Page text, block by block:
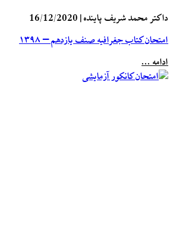
داکتر محمد شریف پاینده|
16/12/2020
امتحان کتاب جغرافیه صنف یازدهم – ۱۳۹۸
ادامه ...